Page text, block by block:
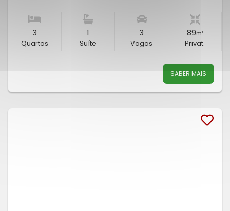
3
Quartos
1
Suíte
3
Vagas
89m²
Privat.
SABER MAIS